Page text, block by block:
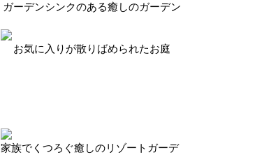
ガーデンシンクのある癒しのガーデン
お気に入りが散りばめられたお庭
家族でくつろぐ癒しのリゾートガーデ